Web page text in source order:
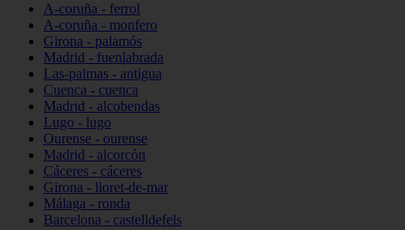
A-coruña - ferrol
A-coruña - monfero
Girona - palamós
Madrid - fuenlabrada
Las-palmas - antigua
Cuenca - cuenca
Madrid - alcobendas
Lugo - lugo
Ourense - ourense
Madrid - alcorcón
Cáceres - cáceres
Girona - lloret-de-mar
Málaga - ronda
Barcelona - castelldefels